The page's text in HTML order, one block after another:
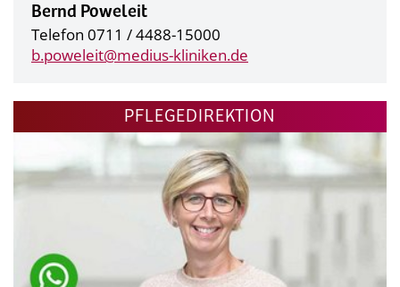
Bernd Poweleit
Telefon 0711 / 4488-15000
b.poweleit@medius-kliniken.de
PFLEGEDIREKTION